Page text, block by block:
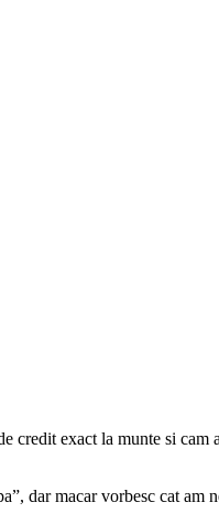
credit exact la munte si cam
dar macar vorbesc cat am